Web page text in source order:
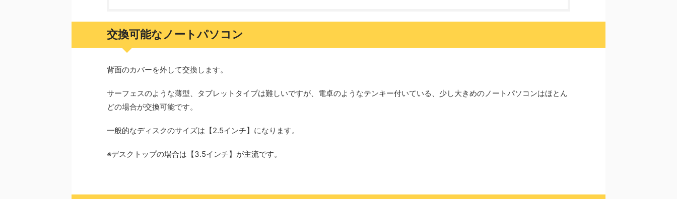
交換可能なノートパソコン
背面のカバーを外して交換します。
サーフェスのような薄型、タブレットタイプは難しいですが、電卓のようなテンキー付いている、少し大きめのノートパソコンはほとん
どの場合が交換可能です。
一般的なディスクのサイズは【2.5インチ】になります。
※デスクトップの場合は【3.5インチ】が主流です。